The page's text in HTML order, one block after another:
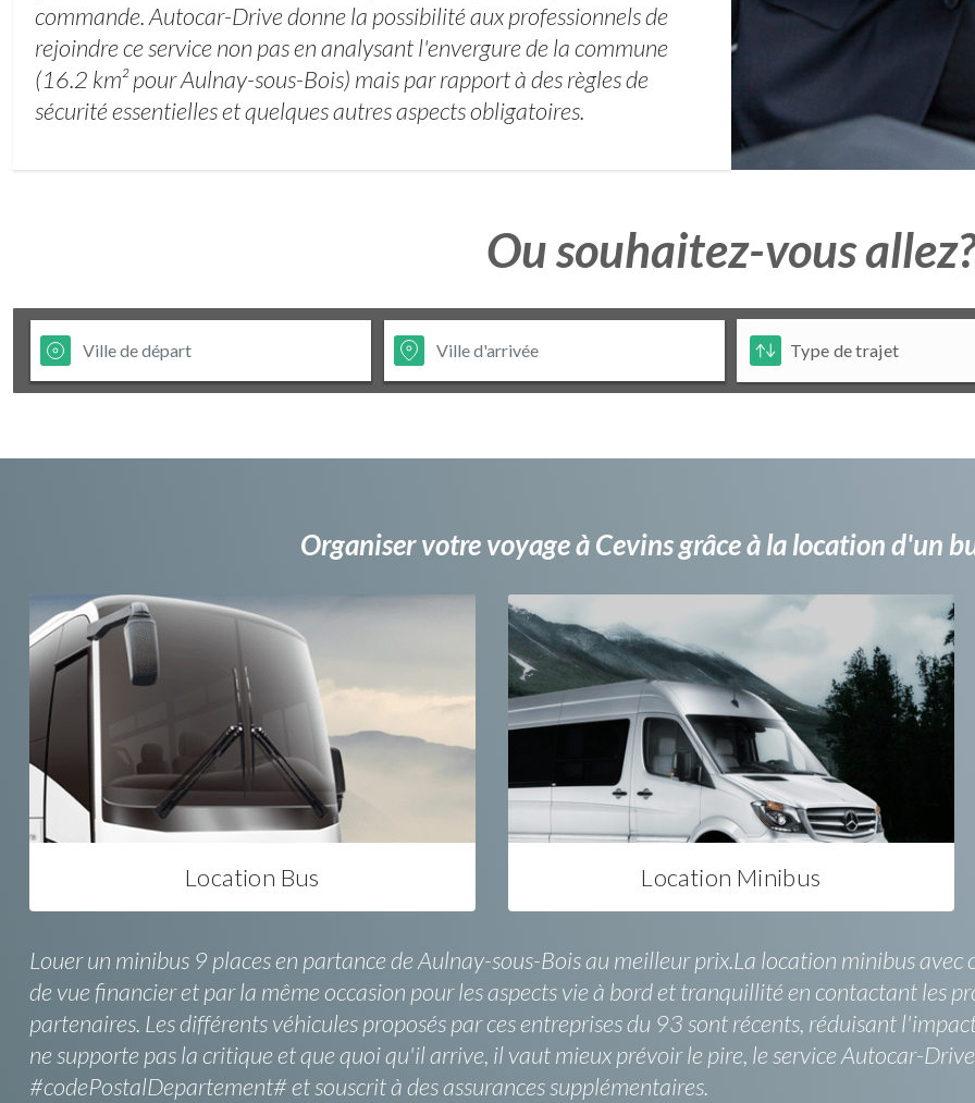
commande. Autocar-Drive donne la possibilité aux professionnels de
rejoindre ce service non pas en analysant l'envergure de la commune
(16.2 km² pour Aulnay-sous-Bois) mais par rapport à des règles de
sécurité essentielles et quelques autres aspects obligatoires.
Ou souhaitez-vous allez?
Organiser votre voyage à Cevins grâce à la location d'un
Location Bus Location Minibus
Louer un minibus 9 places en partance de Aulnay-sous-Bois au meilleur prix.La location minibus avec
de vue financier et par la même occasion pour les aspects vie à bord et tranquillité en contactant les
partenaires. Les différents véhicules proposés par ces entreprises du 93 sont récents, réduisant
ne supporte pas la critique et que quoi qu'il arrive, il vaut mieux prévoir le pire, le service Autocar-
#codePostalDepartement# et souscrit à des assurances supplémentaires.